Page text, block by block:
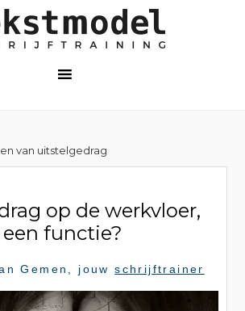
van uitstelgedrag
op de werkvloer,
functie?
Gemen , jouwschrijftrainer